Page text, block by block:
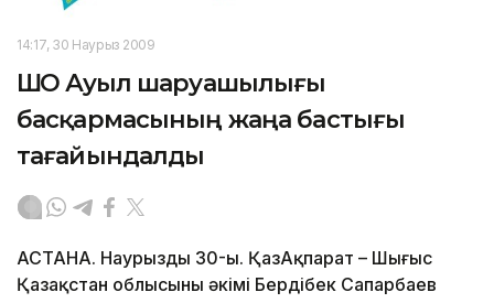
14:17, 30 Наурыз 2009
ШҚО Ауыл шаруашылығы
басқармасының жаңа бастығы
тағайындалды
АСТАНА. Наурыздың 30-ы. ҚазАқпарат – Шығыс
Қазақстан облысының әкімі Бердібек Сапарбаев